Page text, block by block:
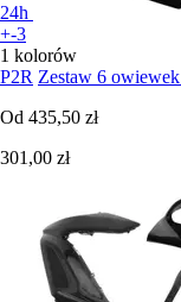
24h
+-3
1 kolorów
P2R Zestaw 6
Od 435,50 zł
301,00 zł